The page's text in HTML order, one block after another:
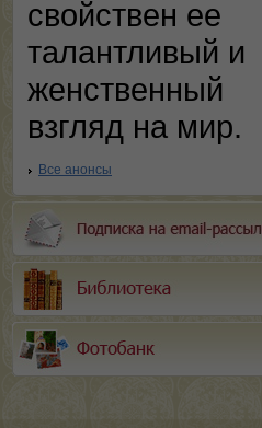
свойствен ее
талантливый и
женственный
взгляд на мир.
Все анонсы